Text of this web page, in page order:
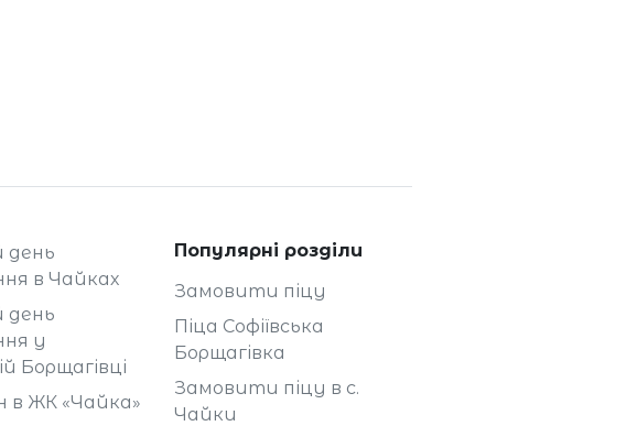
в Чайках
у
Борщагівці
в ЖК «Чайка»
Популярні розділи
Замовити піцу
Піца Софіївська
Борщагівка
Замовити піцу в с.
Чайки